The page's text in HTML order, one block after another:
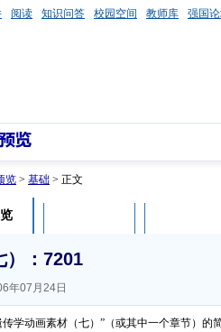
阅读 知识问答 校园空间 教师库 强国
览 > 基础 > 正文
）：7201
年07月24日
学动画素材（七）”（或其中一个章节）的